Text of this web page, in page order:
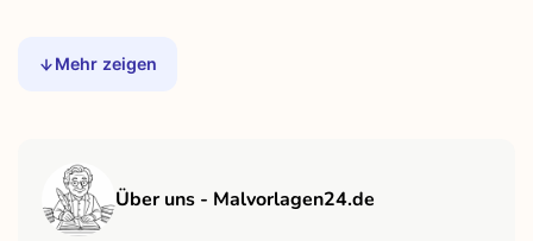
Mehr zeigen
Über uns - Malvorlagen24.de